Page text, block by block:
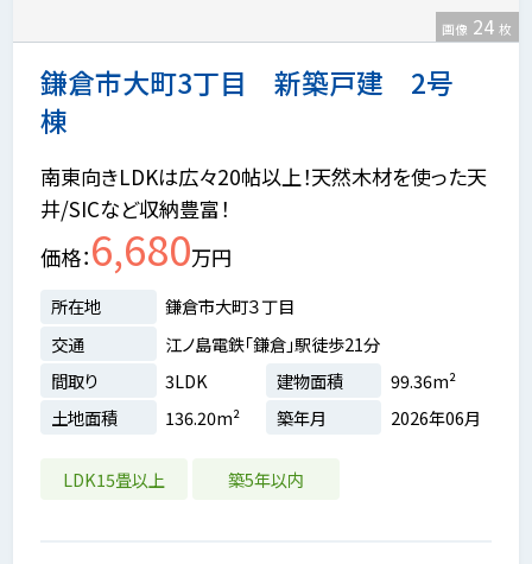
鎌倉市大町3丁目 新築戸建 2号
棟
画像 24 枚
南東向きLDKは広々20帖以上！天然木材を使った天
井/SICなど収納豊富！
価格 6,680万円
所在地
鎌倉市大町３丁目
交通
江ノ島電鉄「鎌倉」駅徒歩21分
間取り
3LDK 建物面積
99.36m²
土地面積
136.20m² 築年月 2026年06月
LDK15畳以上 築5年以内